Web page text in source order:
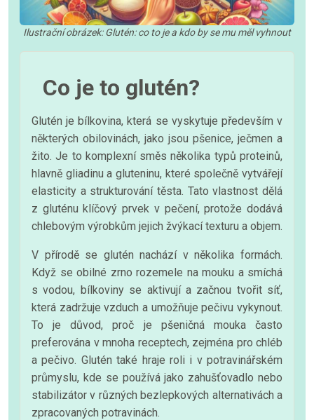
Ilustrační obrázek: Glutén: co to je a kdo by se mu měl vyhnout
Co je to glutén?
Glutén je bílkovina, která se vyskytuje především v
některých obilovinách, jako jsou pšenice, ječmen a
žito. Je to komplexní směs několika typů proteinů,
hlavně gliadinu a gluteninu, které společně vytvářejí
elasticity a strukturování těsta. Tato vlastnost dělá
z gluténu klíčový prvek v pečení, protože dodává
chlebovým výrobkům jejich žvýkací texturu a objem.
V přírodě se glutén nachází v několika formách.
Když se obilné zrno rozemele na mouku a smíchá
s vodou, bílkoviny se aktivují a začnou tvořit síť,
která zadržuje vzduch a umožňuje pečivu vykynout.
To je důvod, proč je pšeničná mouka často
preferována v mnoha receptech, zejména pro chléb
a pečivo. Glutén také hraje roli i v potravinářském
průmyslu, kde se používá jako zahušťovadlo nebo
stabilizátor v různých bezlepkových alternativách a
zpracovaných potravinách.